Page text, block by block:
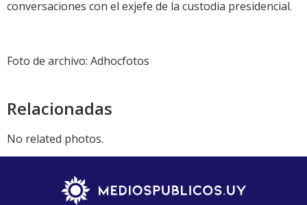
conversaciones con el exjefe de la custodia presidencial.
Foto de archivo: Adhocfotos
Relacionadas
No related photos.